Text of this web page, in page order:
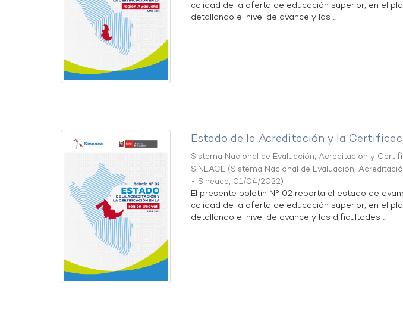
calidad de la oferta de educación superior, en el
detallando el nivel de avance y las ...
Estado de la Acreditación y la
Sistema Nacional de Evaluación, Acreditación y
SINEACE (Sistema Nacional de Evaluación,
- Sineace, 01/04/2022)
El presente boletín N° 02 reporta el estado de
calidad de la oferta de educación superior, en el
detallando el nivel de avance y las dificultades ...